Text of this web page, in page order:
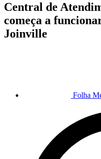
Central de
começa a
Joinville
Folha